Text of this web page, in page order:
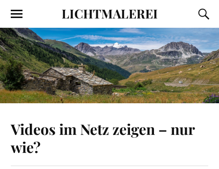
LICHTMALEREI
Videos im Netz zeigen – nur
wie?